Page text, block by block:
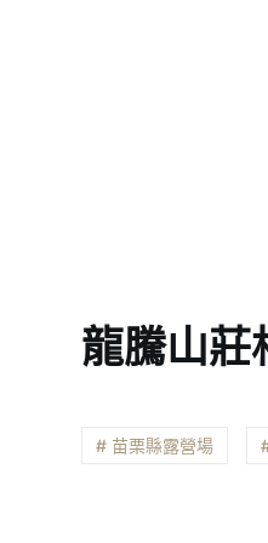
龍騰山莊
# 苗栗縣露營場